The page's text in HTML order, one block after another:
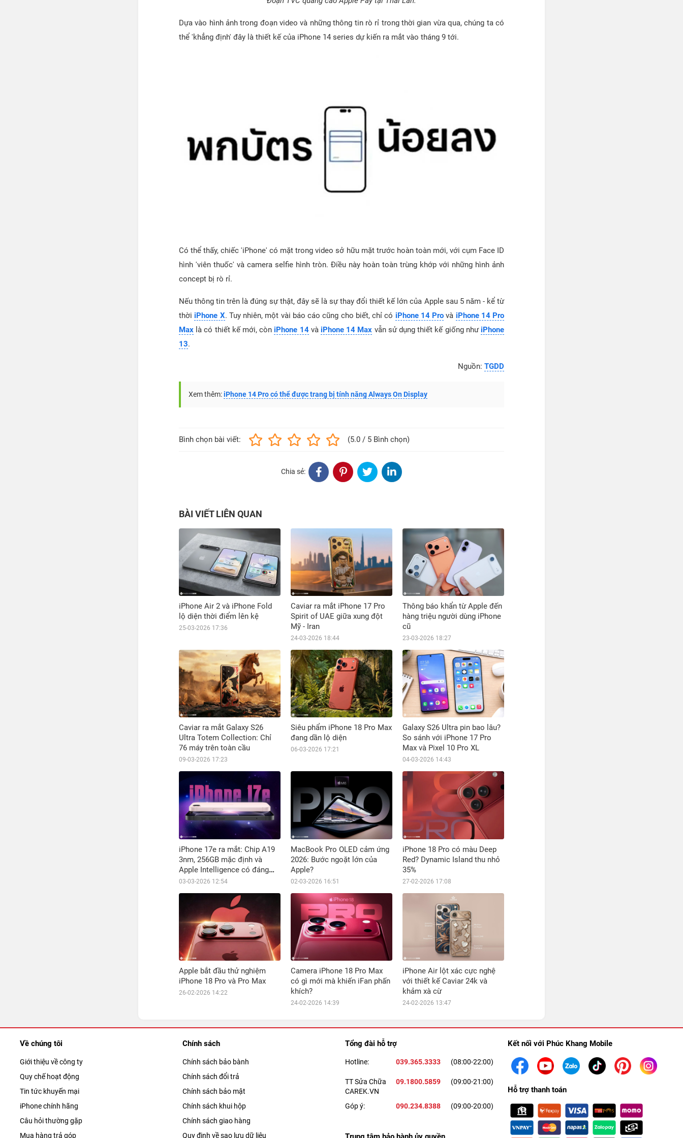
Dựa vào hình ảnh trong đoạn video và những thông tin rò rỉ trong thời gian vừa qua, chúng ta có
thể 'khẳng định' đây là thiết kế của iPhone 14 series dự kiến ra mắt vào tháng 9 tới.
Có thể thấy, chiếc 'iPhone' có mặt trong video sở hữu mặt trước hoàn toàn mới, với cụm Face ID
hình 'viên thuốc' và camera selfie hình tròn. Điều này hoàn toàn trùng khớp với những hình ảnh
concept bị rò rỉ.
Nếu thông tin trên là đúng sự thật, đây sẽ là sự thay đổi thiết kế lớn của Apple sau 5 năm - kể từ
thời iPhone X. Tuy nhiên, một vài báo cáo cũng cho biết, chỉ có iPhone 14 Pro và iPhone 14 Pro
Max là có thiết kế mới, còn iPhone 14và iPhone 14 Max vẫn sử dụng thiết kế giống như iPhone
13.
Nguồn: TGDD
Xem thêm:iPhone 14 Pro có thể được trang bị tính năng Always On Display
Bình chọn bài viết: (5.0 / 5 Bình chọn)
Chia sẻ:
BÀI VIẾT LIÊN QUAN
iPhone Air 2 và iPhone Fold
lộ diện thời điểm lên kệ
25-03-2026 17:36
Caviar ra mắt iPhone 17 Pro
Spirit of UAE giữa xung đột
Mỹ - Iran
24-03-2026 18:44
Thông báo khẩn từ Apple đến
hàng triệu người dùng iPhone
cũ
23-03-2026 18:27
Caviar ra mắt Galaxy S26
Ultra Totem Collection: Chỉ
76 máy trên toàn cầu
09-03-2026 17:23
Siêu phẩm iPhone 18 Pro Max
đang dần lộ diện
06-03-2026 17:21
Galaxy S26 Ultra pin bao lâu?
So sánh với iPhone 17 Pro
Max và Pixel 10 Pro XL
04-03-2026 14:43
iPhone 17e ra mắt: Chip A19
3nm, 256GB mặc định và
Apple Intelligence có đáng
mua?
03-03-2026 12:54
MacBook Pro OLED cảm ứng
2026: Bước ngoặt lớn của
Apple?
02-03-2026 16:51
iPhone 18 Pro có màu Deep
Red? Dynamic Island thu nhỏ
35%
27-02-2026 17:08
Apple bắt đầu thử nghiệm
iPhone 18 Pro và Pro Max
26-02-2026 14:22
Camera iPhone 18 Pro Max
có gì mới mà khiến iFan phấn
khích?
24-02-2026 14:39
iPhone Air lột xác cực nghệ
với thiết kế Caviar 24k và
khảm xà cừ
24-02-2026 13:47
Về chúng tôi
Giới thiệu về công ty
Quy chế hoạt động
Tin tức khuyến mại
iPhone chính hãng
Câu hỏi thường gặp
Mua hàng trả góp
Chính sách
Chính sách bảo bành
Chính sách đổi trả
Chính sách bảo mật
Chính sách khui hộp
Chính sách giao hàng
Quy định về sao lưu dữ liệu
Tổng đài hỗ trợ
Hotline: 039.365.3333 (08:00-22:00)
TT Sửa Chữa
CAREK.VN
09.1800.5859 (09:00-21:00)
Góp ý: 090.234.8388 (09:00-20:00)
Kết nối với Phúc Khang Mobile
Hỗ trợ thanh toán